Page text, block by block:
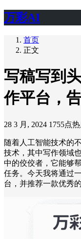
万彩AI
首页
正文
写稿写到
作平台，
28 3 月, 2024 1755点
随着人工智能技术的
技术，其中写作领域也
中的佼佼者，它能够
任务。今天我将通过
台，并推荐一款优秀